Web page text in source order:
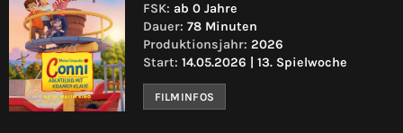
FSK: ab 0 Jahre
Dauer: 78 Minuten
Produktionsjahr: 2026
Start: 14.05.2026 | 13. Spielwoche
FILMINFOS